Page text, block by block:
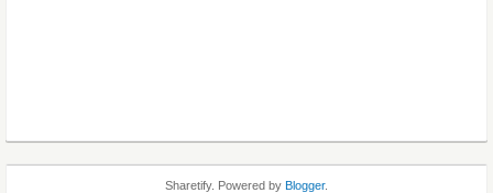
Sharetify. Powered by Blogger.